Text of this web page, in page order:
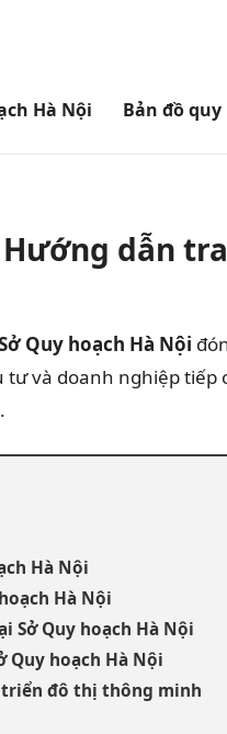
Hà Nội Bản đồ
Hướng dẫn
Quy hoạch Hà Nội
và doanh nghiệp
Hà Nội
Hà Nội
Sở Quy hoạch Hà Nội
Quy hoạch Hà Nội
triển đô thị thông minh